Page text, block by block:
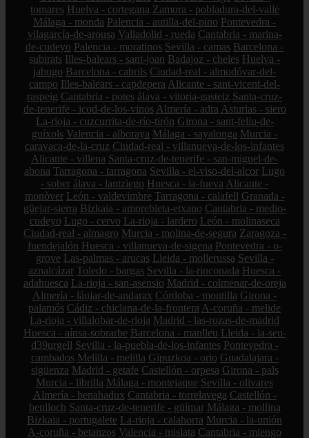
tomares Huelva - cortegana Zamora - pobladura-del-valle
Málaga - monda Palencia - autilla-del-pino Pontevedra -
vilagarcía-de-arousa Valladolid - rueda Cantabria - marina-
de-cudeyo Palencia - moratinos Sevilla - camas Barcelona -
subirats Illes-balears - sant-joan Badajoz - cheles Huelva -
jabugo Barcelona - cabrils Ciudad-real - almodóvar-del-
campo Illes-balears - capdepera Alicante - sant-vicent-del-
raspeig Cantabria - potes álava - vitoria-gasteiz Santa-cruz-
de-tenerife - icod-de-los-vinos Almería - adra Asturias - siero
La-rioja - cuzcurrita-de-río-tirón Girona - sant-feliu-de-
guíxols Valencia - alboraya Málaga - sayalonga Murcia -
caravaca-de-la-cruz Ciudad-real - villanueva-de-los-infantes
Alicante - villena Santa-cruz-de-tenerife - san-miguel-de-
abona Tarragona - tarragona Sevilla - el-viso-del-alcor Lugo
- sober álava - lantziego Huesca - la-fueva Alicante -
monòver León - valdevimbre Tarragona - calafell Granada -
güejar-sierra Bizkaia - amorebieta-etxano Cantabria - medio-
cudeyo Lugo - cervo La-rioja - lardero León - molinaseca
Ciudad-real - almagro Murcia - molina-de-segura Zaragoza -
fuendejalón Huesca - villanueva-de-sigena Pontevedra - o-
grove Las-palmas - arucas Lleida - mollerussa Sevilla -
aznalcázar Toledo - bargas Sevilla - la-rinconada Huesca -
adahuesca La-rioja - san-asensio Madrid - colmenar-de-oreja
Almería - láujar-de-andarax Córdoba - montilla Girona -
palamós Cádiz - chiclana-de-la-frontera A-coruña - melide
La-rioja - villalobar-de-rioja Madrid - las-rozas-de-madrid
Huesca - aínsa-sobrarbe Barcelona - manlleu Lleida - la-seu-
d39urgell Sevilla - la-puebla-de-los-infantes Pontevedra -
cambados Melilla - melilla Gipuzkoa - orio Guadalajara -
sigüenza Madrid - getafe Castellón - orpesa Girona - pals
Murcia - librilla Málaga - montejaque Sevilla - olivares
Almería - benahadux Cantabria - torrelavega Castellón -
benlloch Santa-cruz-de-tenerife - güímar Málaga - mollina
Bizkaia - portugalete La-rioja - calahorra Murcia - la-unión
A-coruña - betanzos Valencia - mislata Cantabria - miengo